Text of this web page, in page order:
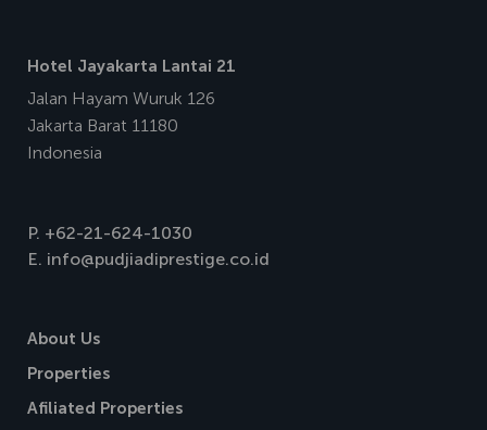
Hotel Jayakarta Lantai 21
Jalan Hayam Wuruk 126
Jakarta Barat 11180
Indonesia
P. +62-21-624-1030
E. info@pudjiadiprestige.co.id
About Us
Properties
Afiliated Properties